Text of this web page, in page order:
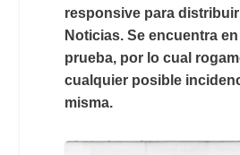
responsive para
Noticias. Se encuentra
prueba, por lo cual
cualquier posible
misma.